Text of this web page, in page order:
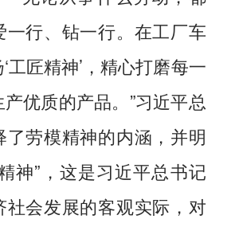
一行、钻一行。在工厂车
工匠精神’，精心打磨每一
优质的产品。”习近平总
劳模精神的内涵，并明
神”，这是习近平总书记
社会发展的客观实际，对